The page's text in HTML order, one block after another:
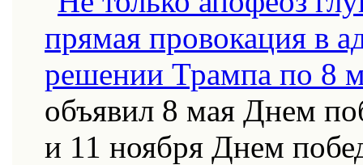
объявил 8 мая Днем
и 11 ноября Днем